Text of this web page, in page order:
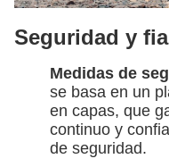
Seguridad y
Medidas de
se basa en un
en capas, que
continuo y
de seguridad.